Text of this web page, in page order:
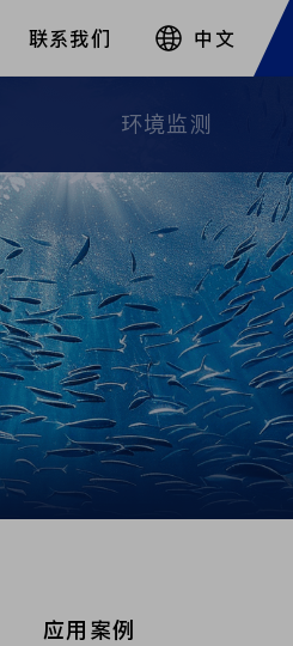
联系我们 中文
环境监测
应用案例